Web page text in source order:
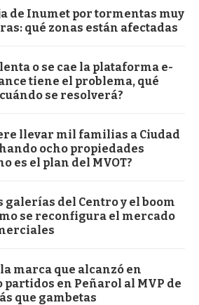
de Inumet por tormentas muy
qué zonas están afectadas
o se cae la plataforma e-
tiene el problema, qué
se resolverá?
llevar mil familias a Ciudad
ocho propiedades
es el plan del MVOT?
galerías del Centro y el boom
se reconfigura el mercado
marca que alcanzó en
partidos en Peñarol al MVP de
que gambetas